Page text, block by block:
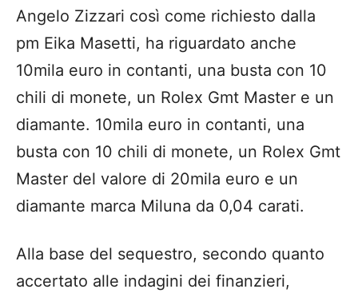
Angelo Zizzari così come richiesto dalla
pm Eika Masetti, ha riguardato anche
10mila euro in contanti, una busta con 10
chili di monete, un Rolex Gmt Master e un
diamante. 10mila euro in contanti, una
busta con 10 chili di monete, un Rolex Gmt
Master del valore di 20mila euro e un
diamante marca Miluna da 0,04 carati.
Alla base del sequestro, secondo quanto
accertato alle indagini dei finanzieri,